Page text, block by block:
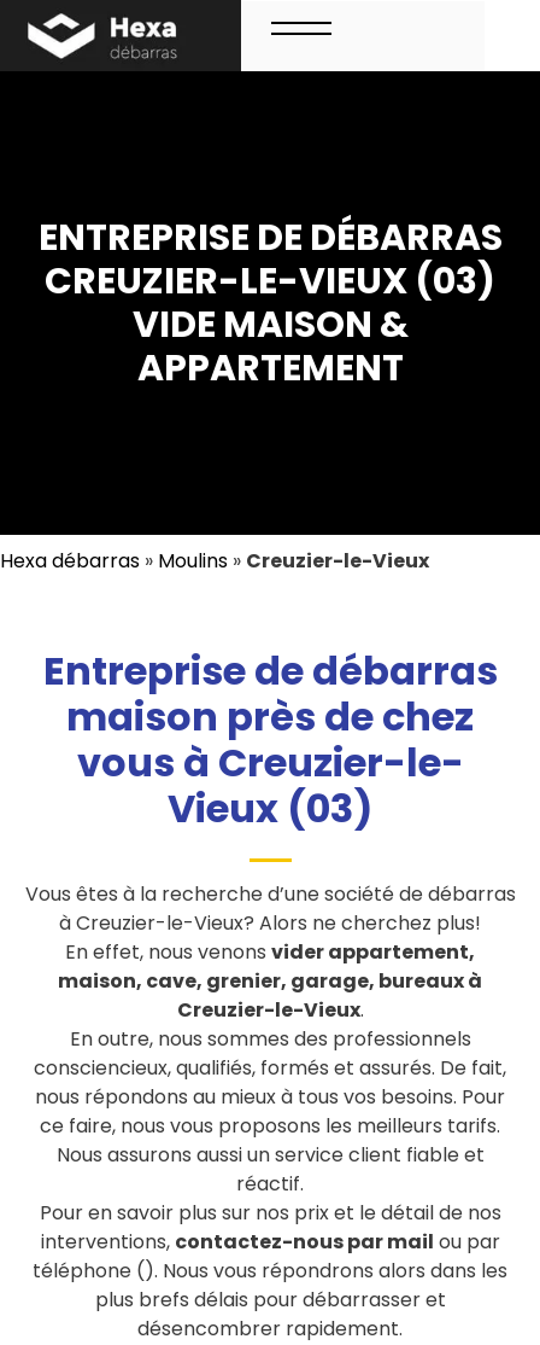
contenu
Menu
ENTREPRISE DE DÉBARRAS
CREUZIER-LE-VIEUX (03)
VIDE MAISON &
APPARTEMENT
Hexa débarras » Moulins » Creuzier-le-Vieux
Entreprise de débarras
maison près de chez
vous à Creuzier-le-
Vieux (03)
Vous êtes à la recherche d’une société de débarras
à Creuzier-le-Vieux? Alors ne cherchez plus!
En effet, nous venons vider appartement,
maison, cave, grenier, garage, bureaux à
Creuzier-le-Vieux.
En outre, nous sommes des professionnels
consciencieux, qualifiés, formés et assurés. De fait,
nous répondons au mieux à tous vos besoins. Pour
ce faire, nous vous proposons les meilleurs tarifs.
Nous assurons aussi un service client fiable et
réactif.
Pour en savoir plus sur nos prix et le détail de nos
interventions, contactez-nous par mail ou par
téléphone (). Nous vous répondrons alors dans les
plus brefs délais pour débarrasser et
désencombrer rapidement.